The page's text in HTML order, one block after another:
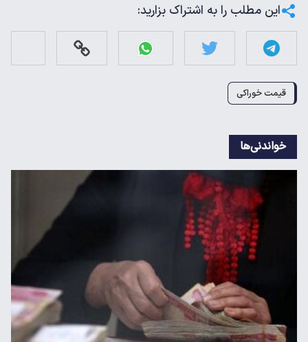
این مطلب را به اشتراک بزارید:
قیمت خوراکی
خواندنی‌ها